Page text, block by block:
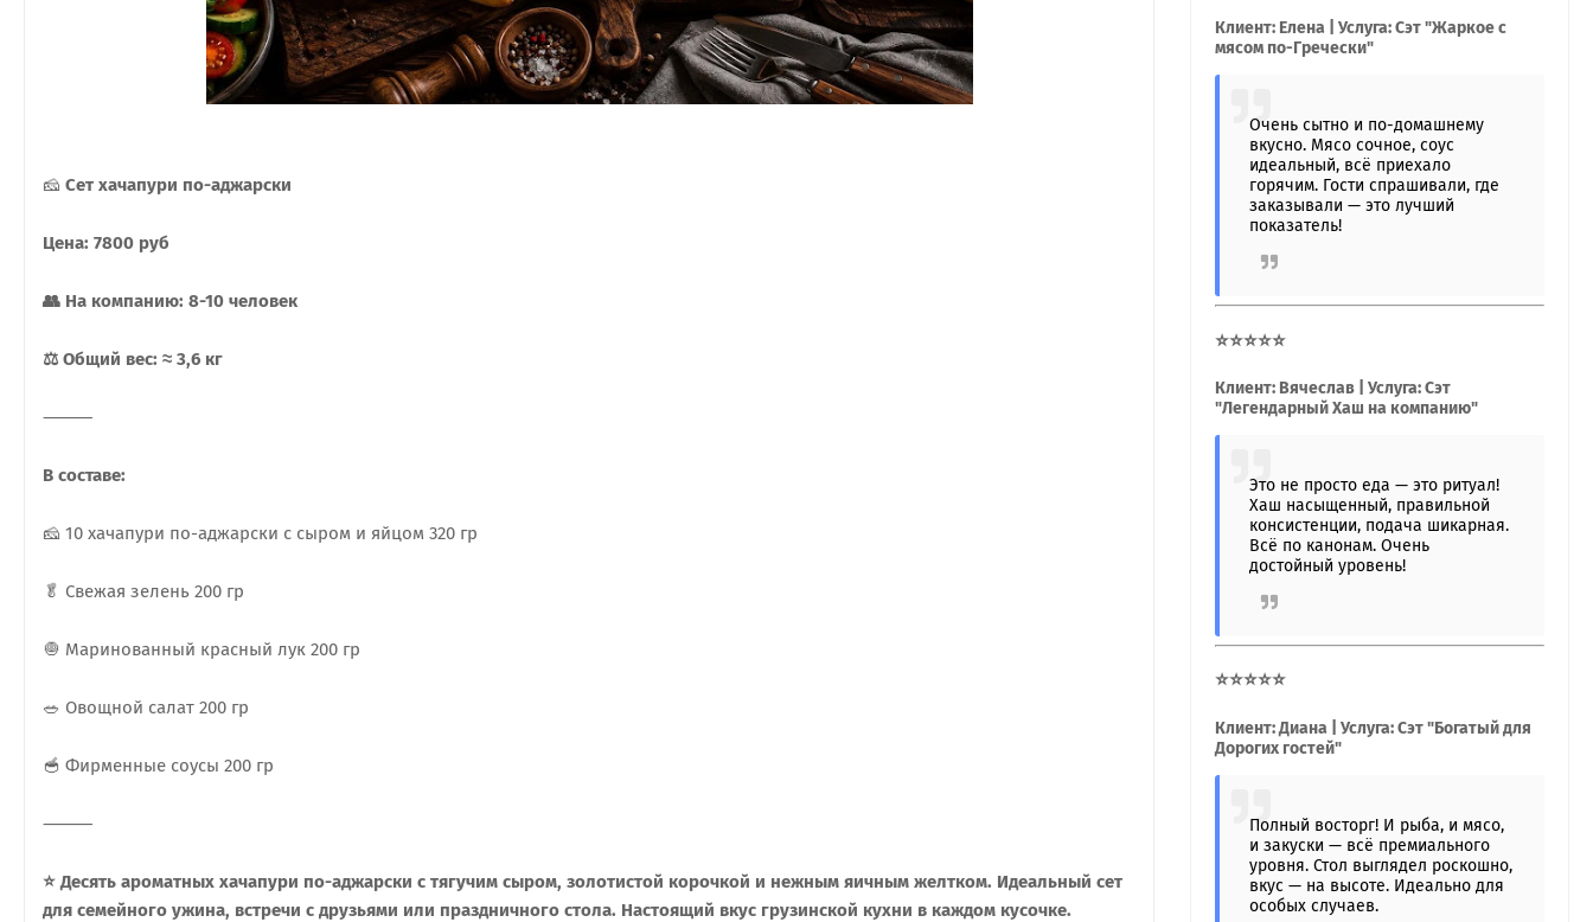
🧀 Сет хачапури по-аджарски
Цена: 7800 руб
👥 На компанию: 8-10 человек
⚖️ Общий вес: ≈ 3,6 кг
⸻
В составе:
🧀 10 хачапури по-аджарски с сыром и яйцом 320 гр
🥬 Свежая зелень 200 гр
🧅 Маринованный красный лук 200 гр
🥗 Овощной салат 200 гр
🥣 Фирменные соусы 200 гр
⸻
⭐ Десять ароматных хачапури по-аджарски с тягучим сыром, золотистой корочкой и нежным яичным желтком. Идеальный сет
для семейного ужина, встречи с друзьями или праздничного стола. Настоящий вкус грузинской кухни в каждом кусочке.
Клиент: Елена | Услуга: Сэт "Жаркое с
мясом по-Гречески"
Очень сытно и по-домашнему
вкусно. Мясо сочное, соус
идеальный, всё приехало
горячим. Гости спрашивали, где
заказывали — это лучший
показатель!
⭐⭐⭐⭐⭐
Клиент: Вячеслав | Услуга: Сэт
"Легендарный Хаш на компанию"
Это не просто еда — это ритуал!
Хаш насыщенный, правильной
консистенции, подача шикарная.
Всё по канонам. Очень
достойный уровень!
⭐⭐⭐⭐⭐
Клиент: Диана | Услуга: Сэт "Богатый для
Дорогих гостей"
Полный восторг! И рыба, и мясо,
и закуски — всё премиального
уровня. Стол выглядел роскошно,
вкус — на высоте. Идеально для
особых случаев.